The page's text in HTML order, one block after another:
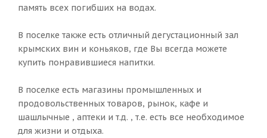
память всех погибших на водах.
В поселке также есть отличный дегустационный зал
крымских вин и коньяков, где Вы всегда можете
купить понравившиеся напитки.
В поселке есть магазины промышленных и
продовольственных товаров, рынок, кафе и
шашлычные , аптеки и т.д. , т.е. есть все необходимое
для жизни и отдыха.